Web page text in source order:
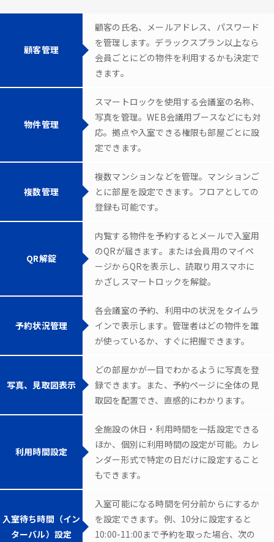
顧客管理
顧客の氏名、メールアドレス、パスワード
を管理します。デラックスプラン以上なら
会員ごとにどの物件を利用するかも決定で
きます。
物件管理
スマートロックを使用する会議室の名称、
写真を管理。WEB会議用ブースなどにも対
応。拠点や入室できる権限も部屋ごとに設
定できます。
複数管理
複数マンションなどを管理。マンションご
とに部屋を設定できます。フロアとしての
登録も可能です。
QR解錠
内覧する物件を予約するとメールで入室用
のQRが届きます。または会員用のマイペ
ージからQRを表示し、読取り用スマホに
かざしスマートロックを解錠。
予約状況管理
各会議室の予約、利用中の状況をタイムラ
インで表示します。管理者はどの物件を誰
が使っているか、すぐに把握できます。
写真、見取図表示
どの部屋かが一目でわかるように写真を登
録できます。また、予約ページに全体の見
取図を配置でき、直感的にわかります。
利用時間設定
全施設の休日・利用時間を一括設定できる
ほか、個別に利用時間の設定が可能。カレ
ンダー形式で特定の日だけに設定すること
もできます。
入室待ち時間（イン
ターバル）設定
入室可能になる時間を何分前からにするか
を設定できます。例、10分に設定すると
10:00-11:00まで予約を取った場合、次の